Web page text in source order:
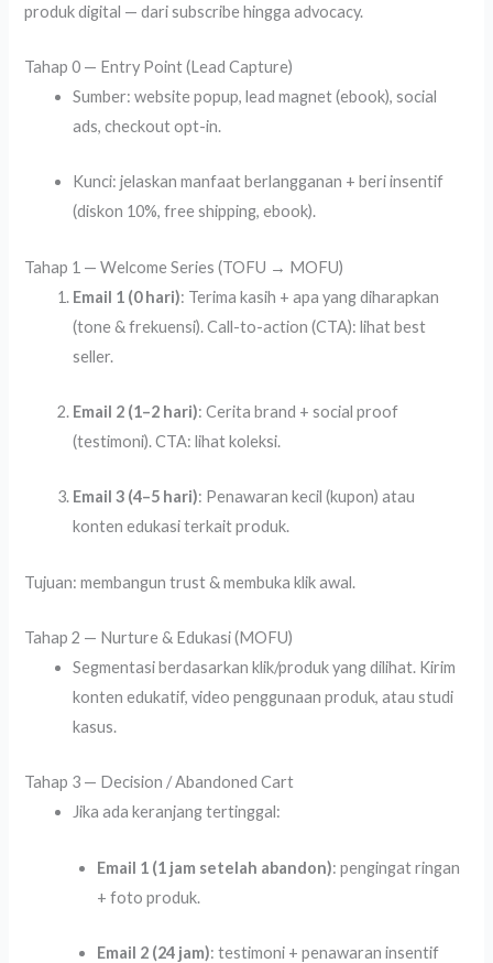
produk digital — dari subscribe hingga advocacy.
Tahap 0 — Entry Point (Lead Capture)
Sumber: website popup, lead magnet (ebook), social
ads, checkout opt-in.
Kunci: jelaskan manfaat berlangganan + beri insentif
(diskon 10%, free shipping, ebook).
Tahap 1 — Welcome Series (TOFU → MOFU)
Email 1 (0 hari): Terima kasih + apa yang diharapkan
(tone & frekuensi). Call-to-action (CTA): lihat best
seller.
Email 2 (1–2 hari): Cerita brand + social proof
(testimoni). CTA: lihat koleksi.
Email 3 (4–5 hari): Penawaran kecil (kupon) atau
konten edukasi terkait produk.
Tujuan: membangun trust & membuka klik awal.
Tahap 2 — Nurture & Edukasi (MOFU)
Segmentasi berdasarkan klik/produk yang dilihat. Kirim
konten edukatif, video penggunaan produk, atau studi
kasus.
Tahap 3 — Decision / Abandoned Cart
Jika ada keranjang tertinggal:
Email 1 (1 jam setelah abandon): pengingat ringan
+ foto produk.
Email 2 (24 jam): testimoni + penawaran insentif